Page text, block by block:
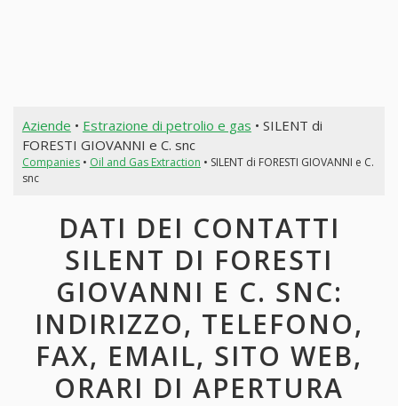
Aziende • Estrazione di petrolio e gas • SILENT di
FORESTI GIOVANNI e C. snc
Companies• Oil and Gas Extraction • SILENT di FORESTI GIOVANNI e C.
snc
DATI DEI CONTATTI
SILENT DI FORESTI
GIOVANNI E C. SNC:
INDIRIZZO, TELEFONO,
FAX, EMAIL, SITO WEB,
ORARI DI APERTURA